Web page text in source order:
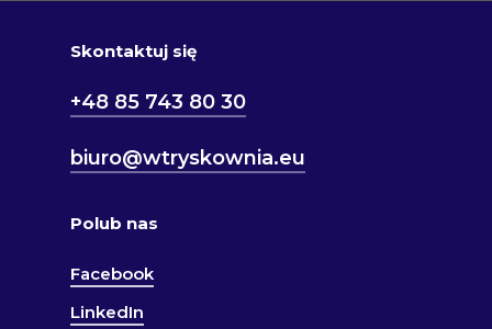
Skontaktuj się
+48 85 743 80 30
biuro@wtryskownia.eu
Polub nas
Facebook
LinkedIn